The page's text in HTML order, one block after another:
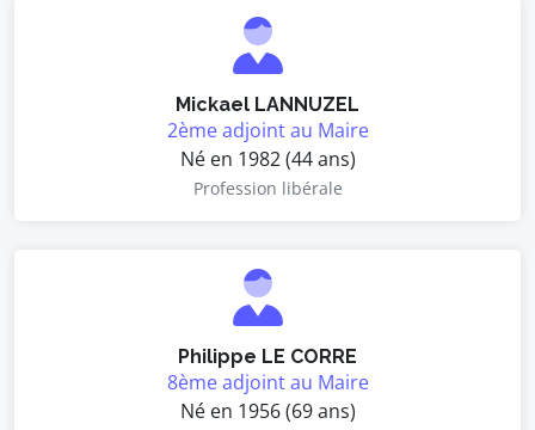
Mickael LANNUZEL
2ème adjoint au Maire
Né en 1982 (44 ans)
Profession libérale
Philippe LE CORRE
8ème adjoint au Maire
Né en 1956 (69 ans)